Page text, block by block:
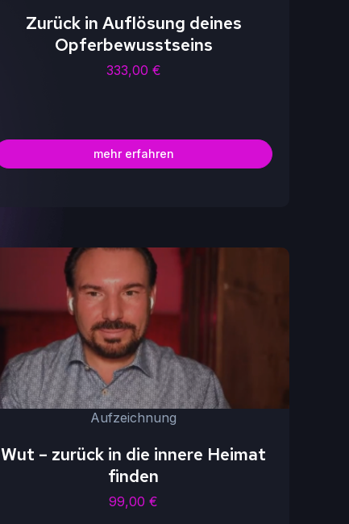
Zurück in Auflösung deines
Opferbewusstseins
333,00 €
mehr erfahren
Aufzeichnung
Wut – zurück in die innere Heimat
finden
99,00€